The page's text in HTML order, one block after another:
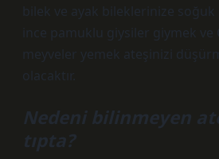
bilek ve ayak bileklerinize soğuk
ince pamuklu giysiler giymek ve
meyveler yemek ateşinizi
olacaktır.
Nedeni bilinmeyen
tıpta?